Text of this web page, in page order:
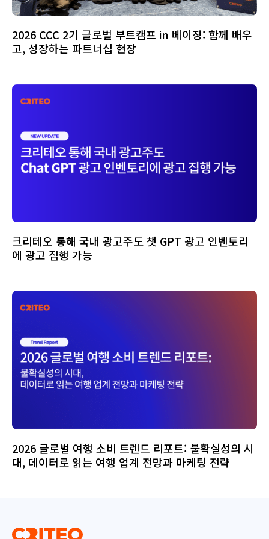
2026 CCC 2기 글로벌 부트캠프 in 베이징: 함께 배우
고, 성장하는 파트너십 현장
크리테오 통해 국내 광고주도 챗 GPT 광고 인벤토리
에 광고 집행 가능
2026 글로벌 여행 소비 트렌드 리포트: 불확실성의 시
대, 데이터로 읽는 여행 업계 전망과 마케팅 전략